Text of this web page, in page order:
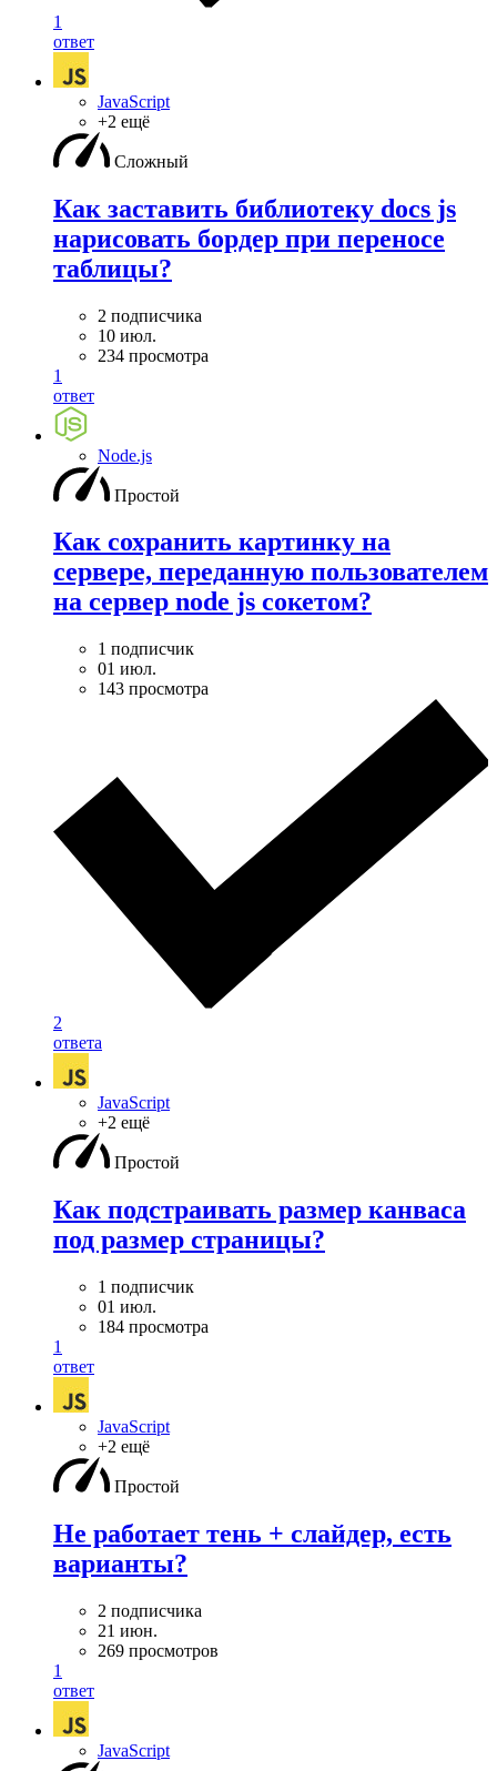
1
ответ
JavaScript
+2 ещё
Сложный
Как заставить библиотеку docs js
нарисовать бордер при переносе
таблицы?
2 подписчика
10 июл.
234 просмотра
1
ответ
Node.js
Простой
Как сохранить картинку на
сервере, переданную пользователем
на сервер node js сокетом?
1 подписчик
01 июл.
143 просмотра
2
ответа
JavaScript
+2 ещё
Простой
Как подстраивать размер канваса
под размер страницы?
1 подписчик
01 июл.
184 просмотра
1
ответ
JavaScript
+2 ещё
Простой
Не работает тень + слайдер, есть
варианты?
2 подписчика
21 июн.
269 просмотров
1
ответ
JavaScript